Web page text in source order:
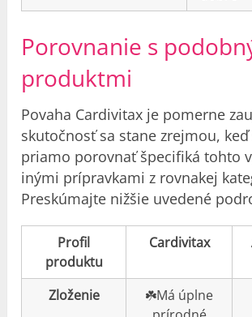
Porovnanie s
produktmi
Povaha Cardivitax je pomerne
skutočnosť sa stane zrejmou,
priamo porovnať špecifiká tohto
inými prípravkami z rovnakej
Preskúmajte nižšie uvedené
Profil
produktu
Cardivitax
Zloženie
☘️Má úplne